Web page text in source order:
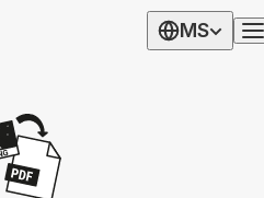
MS